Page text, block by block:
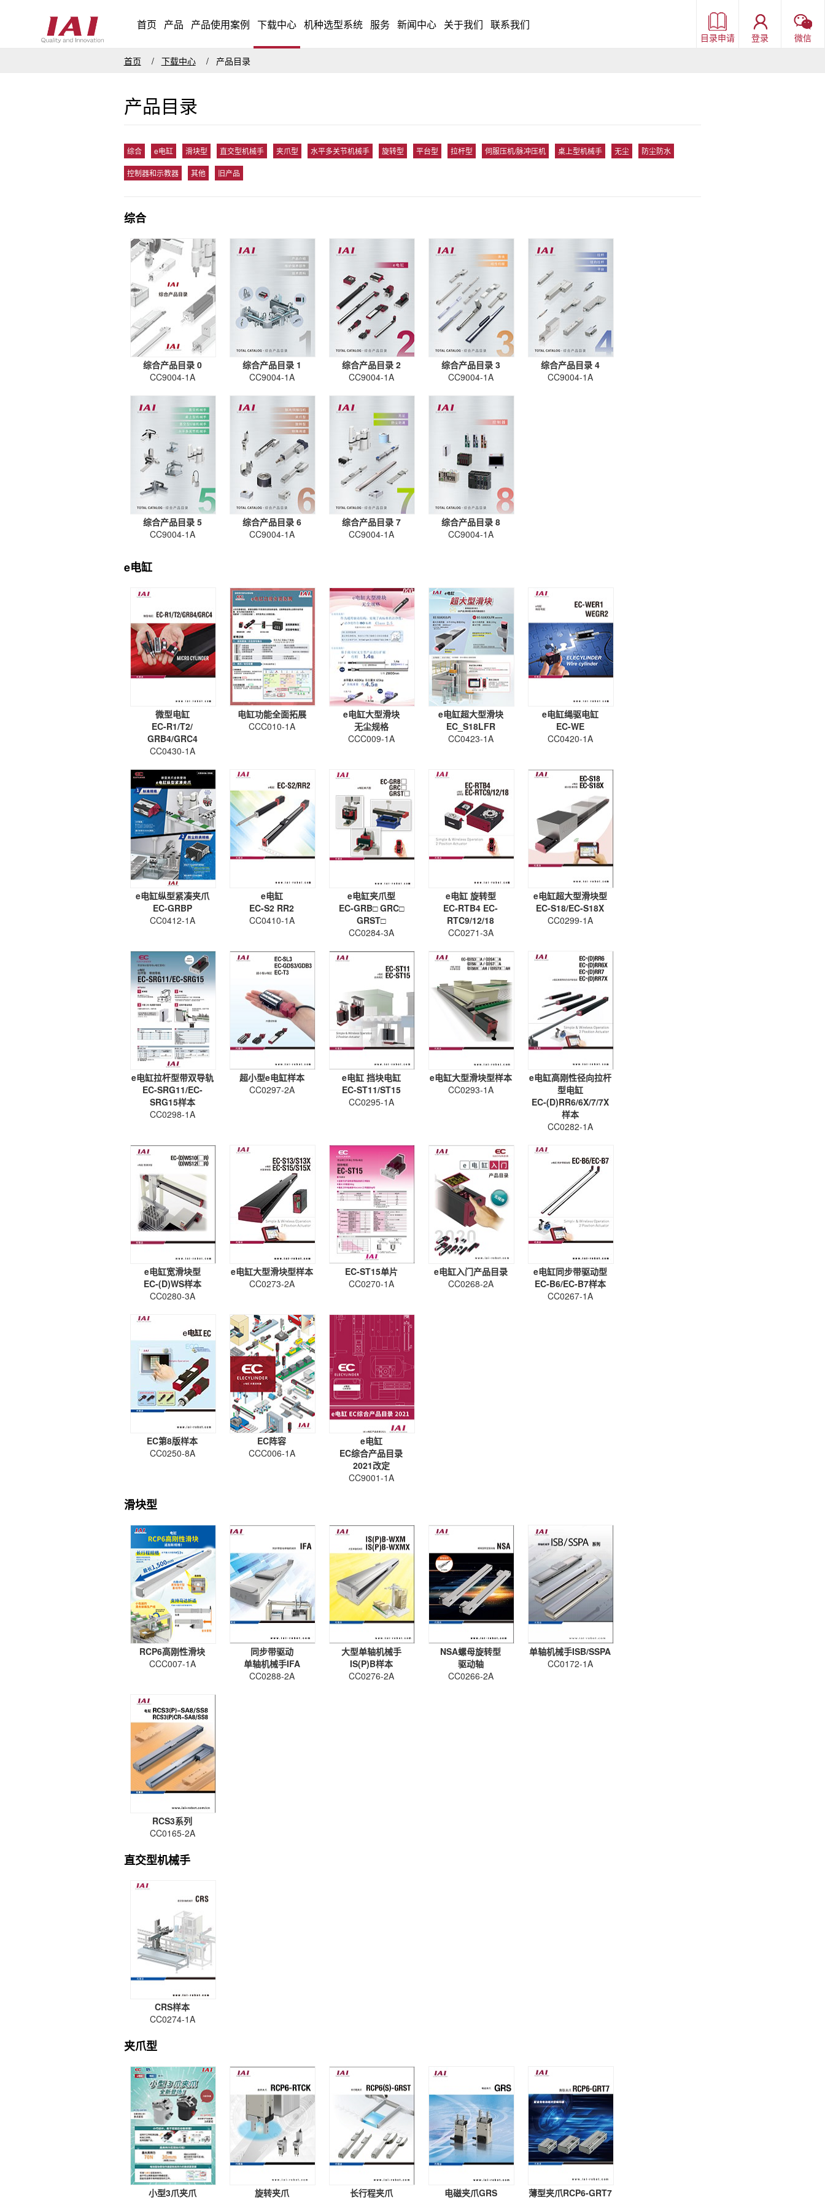
首页 产品 产品使用案例 下载中心 机种选型系统 服务 新闻中心 关于我们 联系我们
目录申请 登录
微信
首页
下载中心 产品目录
产品目录
综合 e电缸 滑块型 直交型机械手 夹爪型 水平多关节机械手 旋转型 平台型 拉杆型 伺服压机/脉冲压机 桌上型机械手 无尘 防尘防水
控制器和示教器 其他 旧产品
综合
综合产品目录 0
CC9004-1A
综合产品目录 1
CC9004-1A
综合产品目录 2
CC9004-1A
综合产品目录 3
CC9004-1A
综合产品目录 4
CC9004-1A
综合产品目录 5
CC9004-1A
综合产品目录 6
CC9004-1A
综合产品目录 7
CC9004-1A
综合产品目录 8
CC9004-1A
e电缸
微型电缸
EC-R1/T2/
GRB4/GRC4
CC0430-1A
电缸功能全面拓展
CCC010-1A
e电缸大型滑块
无尘规格
CCC009-1A
e电缸超大型滑块
EC_S18LFR
CC0423-1A
e电缸绳驱电缸
EC-WE
CC0420-1A
e电缸纵型紧凑夹爪
EC-GRBP
CC0412-1A
e电缸
EC-S2 RR2
CC0410-1A
e电缸夹爪型
EC-GRB□ GRC□
GRST□
CC0284-3A
e电缸 旋转型
EC-RTB4 EC-
RTC9/12/18
CC0271-3A
e电缸超大型滑块型
EC-S18/EC-S18X
CC0299-1A
e电缸拉杆型带双导轨
EC-SRG11/EC-
SRG15样本
CC0298-1A
超小型e电缸样本
CC0297-2A
e电缸 挡块电缸
EC-ST11/ST15
CC0295-1A
e电缸大型滑块型样本
CC0293-1A
e电缸高刚性径向拉杆
型电缸
EC-(D)RR6/6X/7/7X
样本
CC0282-1A
e电缸宽滑块型
EC-(D)WS样本
CC0280-3A
e电缸大型滑块型样本
CC0273-2A
EC-ST15单片
CC0270-1A
e电缸入门产品目录
CC0268-2A
e电缸同步带驱动型
EC-B6/EC-B7样本
CC0267-1A
EC第8版样本
CC0250-8A
EC阵容
CCC006-1A
e电缸
EC综合产品目录
2021改定
CC9001-1A
滑块型
RCP6高刚性滑块
CCC007-1A
同步带驱动
单轴机械手IFA
CC0288-2A
大型单轴机械手
IS(P)B样本
CC0276-2A
NSA螺母旋转型
驱动轴
CC0266-2A
单轴机械手ISB/SSPA
CC0172-1A
RCS3系列
CC0165-2A
直交型机械手
CRS样本
CC0274-1A
夹爪型
小型3爪夹爪
旋转夹爪
长行程夹爪
电磁夹爪GRS
薄型夹爪RCP6-GRT7